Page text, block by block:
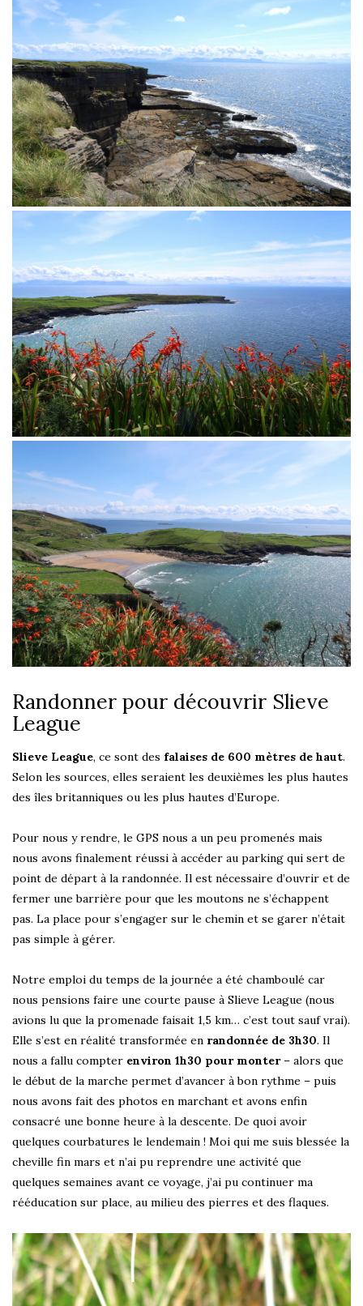
Randonner pour découvrir Slieve
League
Slieve League, ce sont des falaises de 600 mètres de haut.
Selon les sources, elles seraient les deuxièmes les plus hautes
des îles britanniques ou les plus hautes d’Europe.
Pour nous y rendre, le GPS nous a un peu promenés mais
nous avons finalement réussi à accéder au parking qui sert de
point de départ à la randonnée. Il est nécessaire d’ouvrir et de
fermer une barrière pour que les moutons ne s’échappent
pas. La place pour s’engager sur le chemin et se garer n’était
pas simple à gérer.
Notre emploi du temps de la journée a été chamboulé car
nous pensions faire une courte pause à Slieve League (nous
avions lu que la promenade faisait 1,5 km… c’est tout sauf vrai).
Elle s’est en réalité transformée en randonnée de 3h30. Il
nous a fallu compter environ 1h30 pour monter– alors que
le début de la marche permet d’avancer à bon rythme – puis
nous avons fait des photos en marchant et avons enfin
consacré une bonne heure à la descente. De quoi avoir
quelques courbatures le lendemain ! Moi qui me suis blessée la
cheville fin mars et n’ai pu reprendre une activité que
quelques semaines avant ce voyage, j’ai pu continuer ma
rééducation sur place, au milieu des pierres et des flaques.